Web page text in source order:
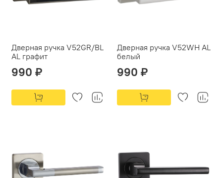
Дверная ручка V52GR/BL
AL графит
990 ₽
Дверная ручка V52WH AL
белый
990 ₽